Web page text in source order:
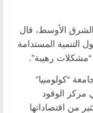
والشرق الأوسط، قال
المستدامة
“مشكلات رهيبة”.
“كولومبيا”
مركز الوقود
من اقتصاداتها